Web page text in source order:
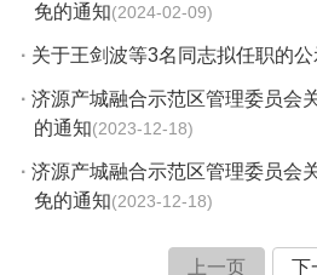
免的通知 2024-02-09
· 关于王剑波等3名同志拟任职的公
· 济源产城融合示范区管理委员会
的通知 2023-12-18
· 济源产城融合示范区管理委员会
免的通知 2023-12-18
上一页 下